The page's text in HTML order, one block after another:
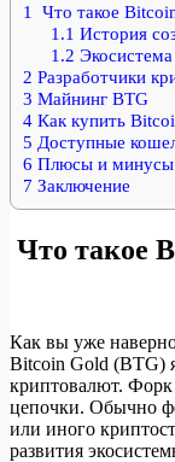
1
Что такое
1.1 История
1.2
2 Разработчики
3 Майнинг BTG
4 Как купить
5 Доступные
6 Плюсы и минусы
7 Заключение
Что такое
Как вы уже
Bitcoin Gold (BTG)
криптовалют. Форк
цепочки. Обычно
или иного
развития